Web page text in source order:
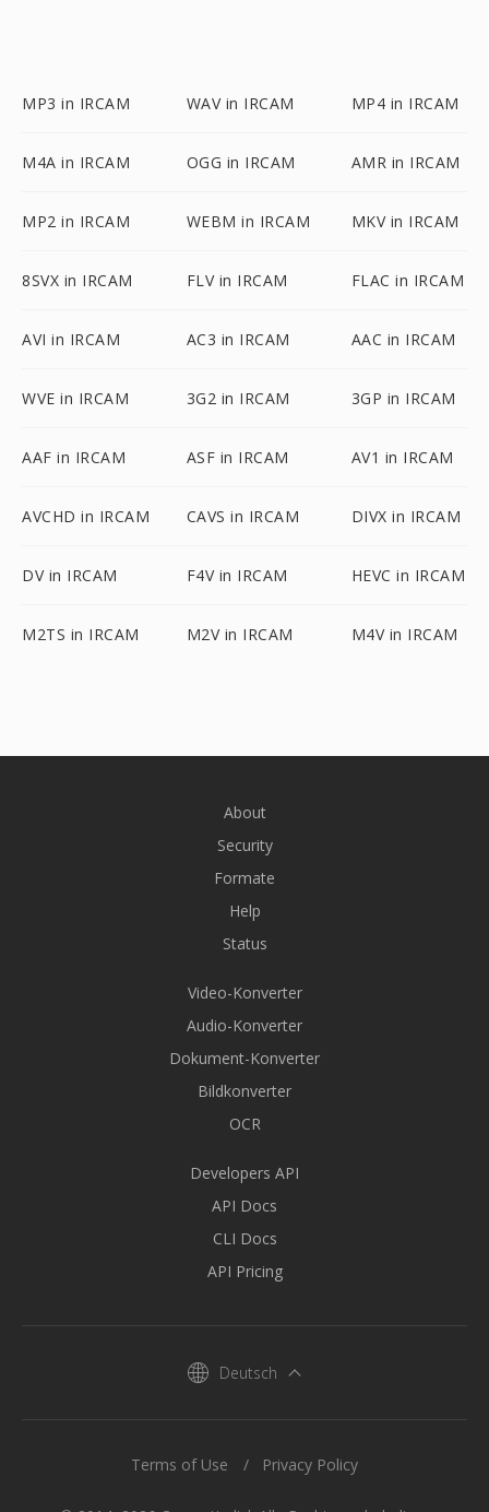
MP3 in IRCAM WAV in IRCAM MP4 in IRCAM
M4A in IRCAM OGG in IRCAM AMR in IRCAM
MP2 in IRCAM WEBM in IRCAM MKV in IRCAM
8SVX in IRCAM FLV in IRCAM FLAC in IRCAM
AVI in IRCAM AC3 in IRCAM AAC in IRCAM
WVE in IRCAM 3G2 in IRCAM 3GP in IRCAM
AAF in IRCAM ASF in IRCAM AV1 in IRCAM
AVCHD in IRCAM CAVS in IRCAM DIVX in IRCAM
DV in IRCAM F4V in IRCAM HEVC in IRCAM
M2TS in IRCAM M2V in IRCAM M4V in IRCAM
About
Security
Formate
Help
Status
Video-Konverter
Audio-Konverter
Dokument-Konverter
Bildkonverter
OCR
Developers API
API Docs
CLI Docs
API Pricing
Deutsch
Terms of Use Privacy Policy